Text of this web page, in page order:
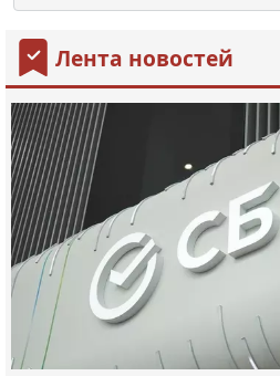
Лента новостей